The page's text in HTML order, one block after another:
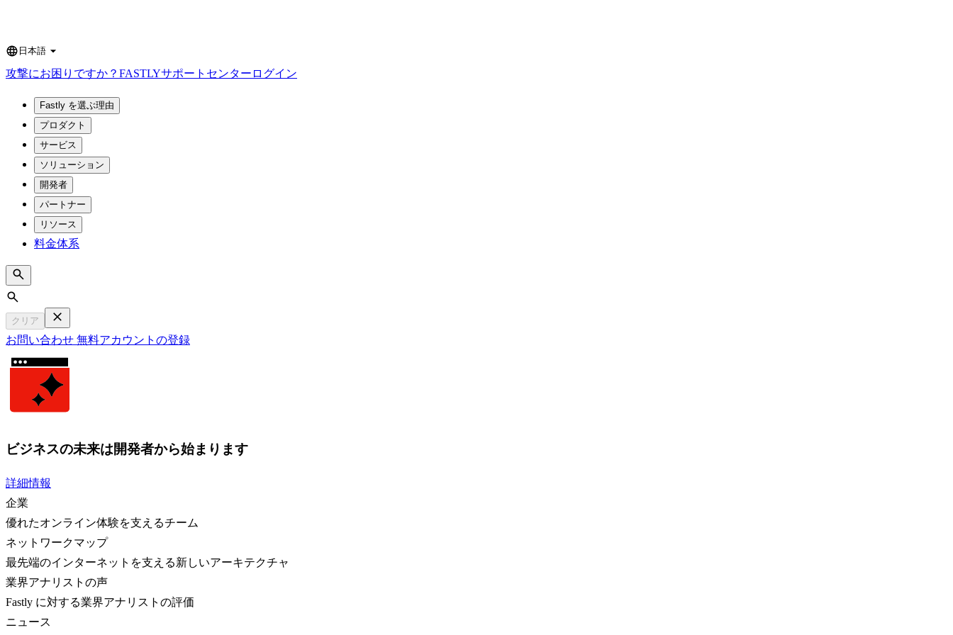
Language
日本語
攻撃にお困りですか？ FASTLYサポートセンター ログイン
Fastly を選ぶ理由
プロダクト
サービス
ソリューション
開発者
パートナー
リソース
料金体系
Search
クリア
お問い合わせ 無料アカウントの登録
ビジネスの未来は開発者から始まります
詳細情報
企業
優れたオンライン体験を支えるチーム
ネットワークマップ
最先端のインターネットを支える新しいアーキテクチャ
業界アナリストの声
Fastly に対する業界アナリストの評価
ニュース